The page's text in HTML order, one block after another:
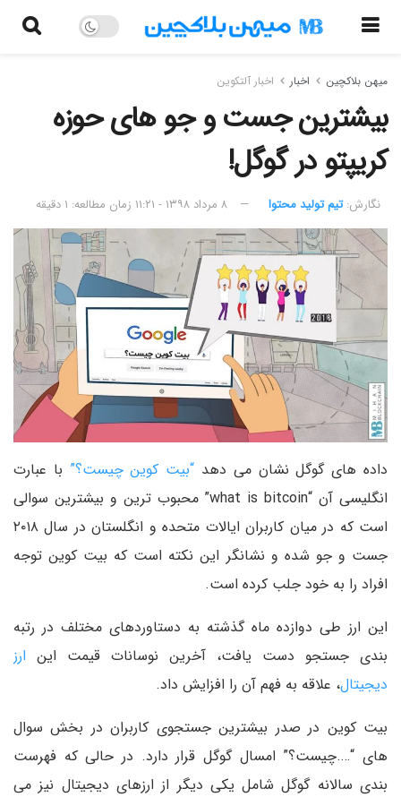
میهن بلاکچین اخبار اخبار آلتکوین
بیشترین جست و جو های حوزه
کریپتو در گوگل!
نگارش:‌ تیم تولید محتوا ۸ مرداد ۱۳۹۸ - ۱۱:۲۱ زمان مطالعه: ۱ دقیقه
داده های گوگل نشان می دهد “بیت کوین چیست؟” با عبارت
انگلیسی آن “what is bitcoin” محبوب ترین و بیشترین سوالی
است که در میان کاربران ایالات متحده و انگلستان در سال ۲۰۱۸
جست و جو شده و نشانگر این نکته است که بیت کوین توجه
افراد را به خود جلب کرده است.
این ارز طی دوازده ماه گذشته به دستاوردهای مختلف در رتبه
بندی جستجو دست یافت، آخرین نوسانات قیمت این ارز
دیجیتال، علاقه به فهم آن را افزایش داد.
بیت کوین در صدر بیشترین جستجوی کاربران در بخش سوال
های “….چیست؟” امسال گوگل قرار دارد. در حالی که فهرست
بندی سالانه گوگل شامل یکی دیگر از ارزهای دیجیتال نیز می